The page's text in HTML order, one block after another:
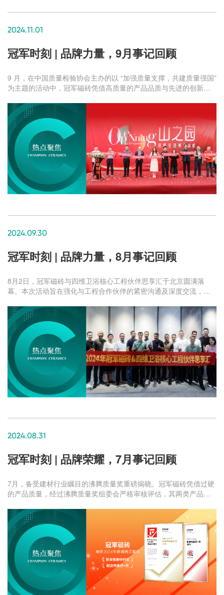
2024.11.01
冠军时刻 | 品牌力量，9月事记回顾
9 月，在中国质量检验协会主办的以 “加强质量支撑，共建质量强国”
为主题的活动中，冠军磁砖凭借高质量的产品品质与先进的创新技
2024.09.30
冠军时刻 | 品牌力量，8月事记回顾
8月2日，冠军磁砖与四维卫浴核心工程伙伴思享汇于北京圆满落
幕。本次活动旨在强化与工程合作伙伴的紧密沟通及深度交流，为
2024.08.31
冠军时刻 | 品牌荣耀，7月事记回顾
7月，备受建材行业瞩目的沸腾质量奖重磅揭晓。冠军磁砖凭借过硬
的产品质量，经过沸腾质量奖组委会严格审核评估，其两类产品在